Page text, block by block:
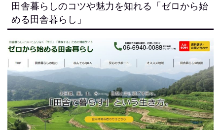
田舎暮らしのコツや魅力を知れる「ゼロから始
める田舎暮らし」